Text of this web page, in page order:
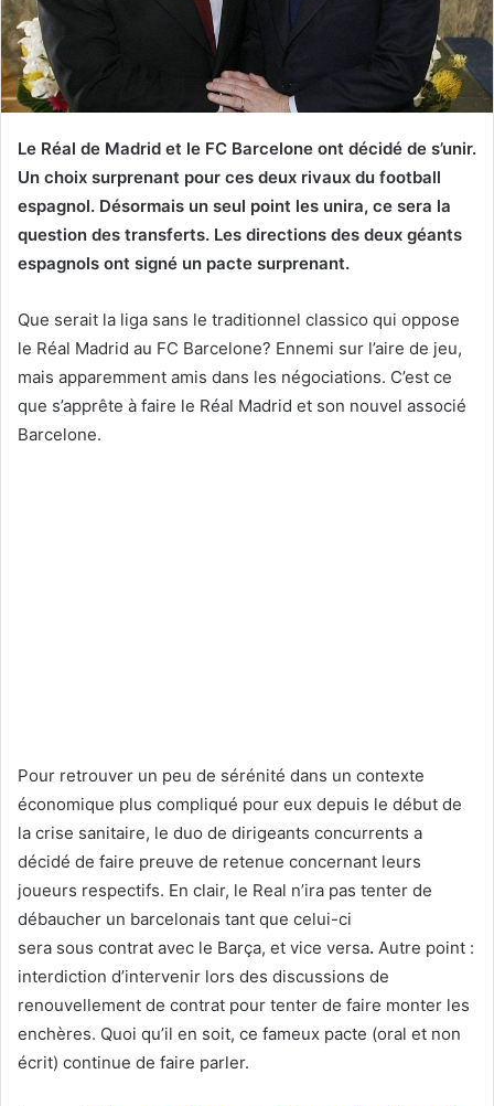
Le Réal de Madrid et le FC Barcelone ont décidé de s’unir.
Un choix surprenant pour ces deux rivaux du football
espagnol. Désormais un seul point les unira, ce sera la
question des transferts. Les directions des deux géants
espagnols ont signé un pacte surprenant.
Que serait la liga sans le traditionnel classico qui oppose
le Réal Madrid au FC Barcelone? Ennemi sur l’aire de jeu,
mais apparemment amis dans les négociations. C’est ce
que s’apprête à faire le Réal Madrid et son nouvel associé
Barcelone.
Pour retrouver un peu de sérénité dans un contexte
économique plus compliqué pour eux depuis le début de
la crise sanitaire, le duo de dirigeants concurrents a
décidé de faire preuve de retenue concernant leurs
joueurs respectifs. En clair, le Real n’ira pas tenter de
débaucher un barcelonais tant que celui-ci
sera sous contrat avec le Barça, et vice versa. Autre point :
interdiction d’intervenir lors des discussions de
renouvellement de contrat pour tenter de faire monter les
enchères. Quoi qu’il en soit, ce fameux pacte (oral et non
écrit) continue de faire parler.